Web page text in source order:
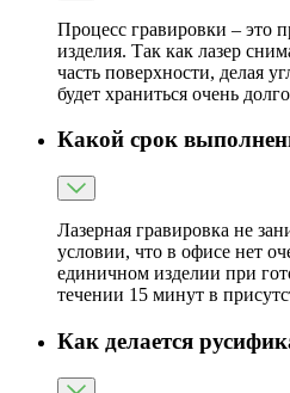
Процесс гравировки – это
изделия. Так как лазер
часть поверхности, делая
будет храниться очень
Какой срок
Лазерная гравировка не
условии, что в офисе нет
единичном изделии при
течении 15 минут в
Как делается